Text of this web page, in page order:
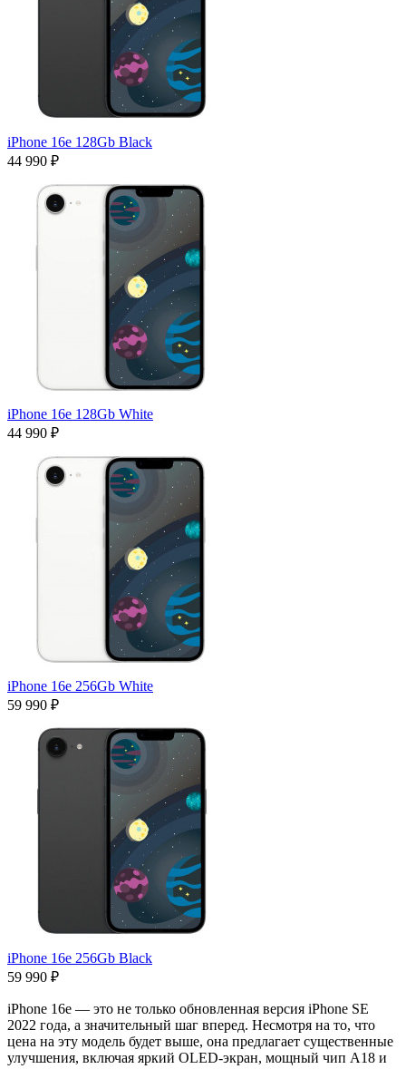
iPhone 16e 128Gb Black
44 990 ₽
iPhone 16e 128Gb White
44 990 ₽
iPhone 16e 256Gb White
59 990 ₽
iPhone 16e 256Gb Black
59 990 ₽
iPhone 16e — это не только обновленная версия iPhone SE
2022 года, а значительный шаг вперед. Несмотря на то, что
цена на эту модель будет выше, она предлагает существенные
улучшения, включая яркий OLED-экран, мощный чип A18 и